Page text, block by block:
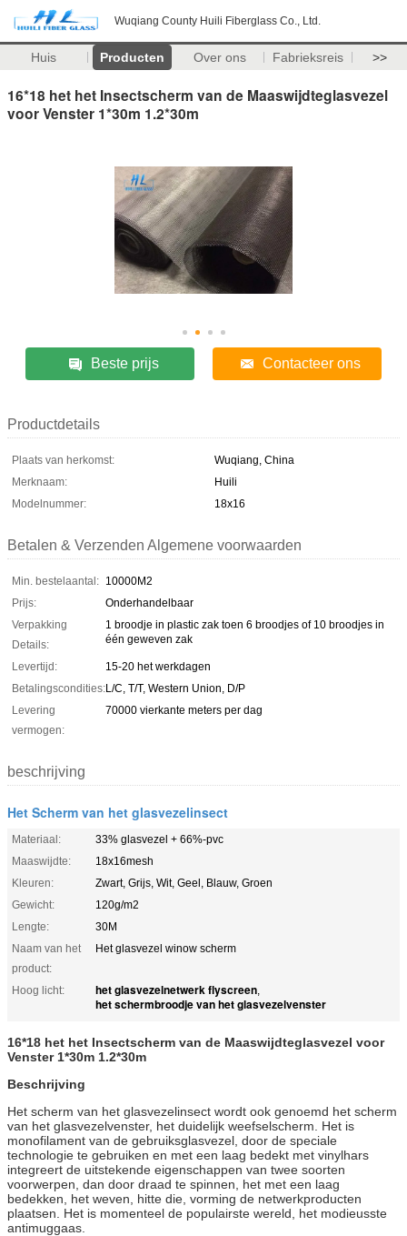
Wuqiang County Huili Fiberglass Co., Ltd.
Huis Producten Over ons Fabrieksreis >>
16*18 het het Insectscherm van de Maaswijdteglasvezel
voor Venster 1*30m 1.2*30m
Beste prijs Contacteer ons
Productdetails
Plaats van herkomst:
Wuqiang, China
Merknaam:
Huili
Modelnummer:
18x16
Betalen & Verzenden Algemene voorwaarden
Min. bestelaantal: 10000M2
Prijs:
Onderhandelbaar
Verpakking
Details:
1 broodje in plastic zak toen 6 broodjes of 10 broodjes in
één geweven zak
Levertijd:
15-20 het werkdagen
Betalingscondities:L/C, T/T, Western Union, D/P
Levering
vermogen:
70000 vierkante meters per dag
beschrijving
Het Scherm van het glasvezelinsect
Materiaal:
33% glasvezel + 66%-pvc
Maaswijdte:
18x16mesh
Kleuren:
Zwart, Grijs, Wit, Geel, Blauw, Groen
Gewicht:
120g/m2
Lengte:
30M
Naam van het
product:
Het glasvezel winow scherm
Hoog licht: het glasvezelnetwerk flyscreen,
het schermbroodje van het glasvezelvenster
16*18 het het Insectscherm van de Maaswijdteglasvezel voor
Venster 1*30m 1.2*30m
Beschrijving
Het scherm van het glasvezelinsect wordt ook genoemd het scherm
van het glasvezelvenster, het duidelijk weefselscherm. Het is
monofilament van de gebruiksglasvezel, door de speciale
technologie te gebruiken en met een laag bedekt met vinylhars
integreert de uitstekende eigenschappen van twee soorten
voorwerpen, dan door draad te spinnen, het met een laag
bedekken, het weven, hitte die, vorming de netwerkproducten
plaatsen. Het is momenteel de populairste wereld, het modieusste
antimuggaas.